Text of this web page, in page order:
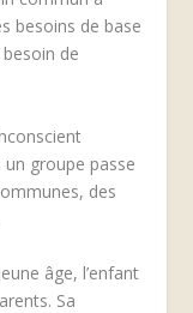
besoins de base
de
groupe passe
des
âge, l’enfant
Sa